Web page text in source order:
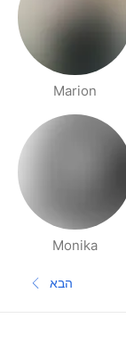
Marion
Monika
העמוד
הבא